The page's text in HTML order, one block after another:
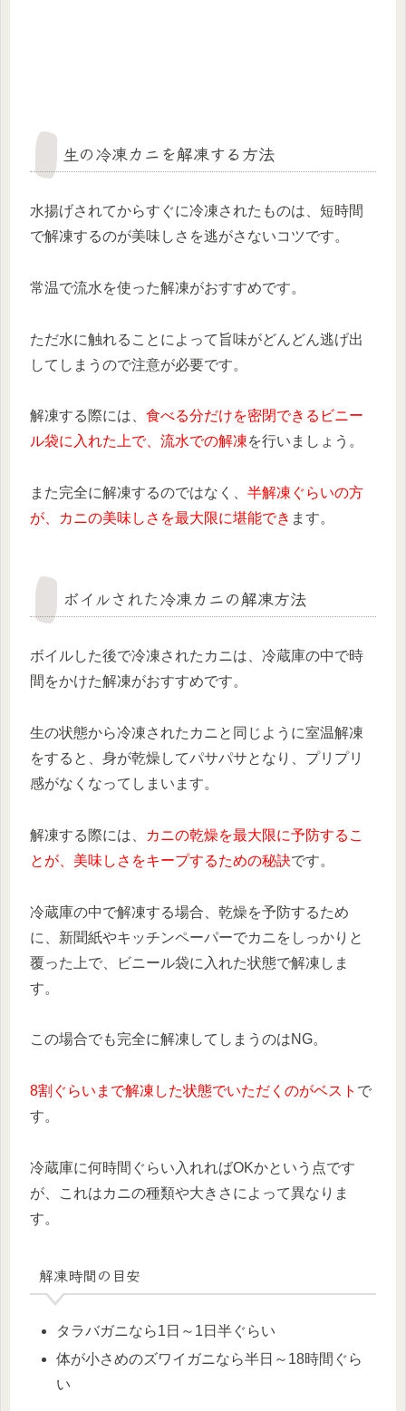
生の冷凍カニを解凍する方法
水揚げされてからすぐに冷凍されたものは、 短時間
で解凍するのが美味しさを逃がさないコツです。
常温で流水を使った解凍がおすすめです。
ただ水に触れることによって旨味がどんどん逃げ出
してしまうので注意が必要です。
解凍する際には、 食べる分だけを密閉できるビニー
ル袋に入れた上で、流水での解凍を行いましょう。
また完全に解凍するのではなく、 半解凍ぐらいの方
が、カニの美味しさを最大限に堪能でき ます。
ボイルされた冷凍カニの解凍方法
ボイルした後で冷凍されたカニは、 冷蔵庫の中で時
間をかけた解凍がおすすめです。
生の状態から冷凍されたカニと同じように室温解凍
をすると、身が乾燥してパサパサとなり、プリプリ
感がなくなってしまいます。
解凍する際には、
カニの乾燥を最大限に予防するこ
とが、美味しさをキープするための秘訣です。
冷蔵庫の中で解凍する場合、乾燥を予防するため
に、新聞紙やキッチンペーパーでカニをしっかりと
覆った上で、ビニール袋に入れた状態で解凍しま
す。
この場合でも完全に解凍してしまうのはNG。
8割ぐらいまで解凍した状態でいただくのがベスト で
す。
冷蔵庫に何時間ぐらい入れればOKかという点です
が、これはカニの種類や大きさによって異なりま
す。
解凍時間の目安
タラバガニなら1日～1日半ぐらい
体が小さめのズワイガニなら半日～18時間ぐら
い